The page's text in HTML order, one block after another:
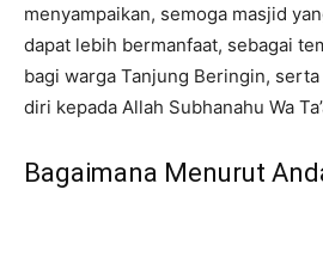
menyampaikan, semoga masjid
dapat lebih bermanfaat, sebagai
bagi warga Tanjung Beringin,
diri kepada Allah Subhanahu Wa
Bagaimana Menurut